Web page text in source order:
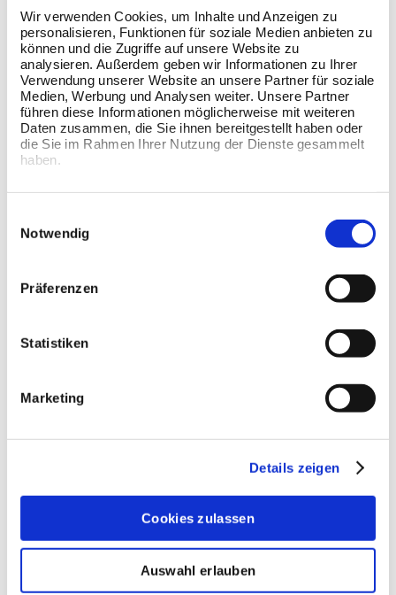
Wir verwenden Cookies, um Inhalte und Anzeigen zu
personalisieren, Funktionen für soziale Medien anbieten zu
können und die Zugriffe auf unsere Website zu
analysieren. Außerdem geben wir Informationen zu Ihrer
Verwendung unserer Website an unsere Partner für soziale
Medien, Werbung und Analysen weiter. Unsere Partner
führen diese Informationen möglicherweise mit weiteren
Daten zusammen, die Sie ihnen bereitgestellt haben oder
die Sie im Rahmen Ihrer Nutzung der Dienste gesammelt
haben.
Notwendig
Präferenzen
Statistiken
Marketing
Details zeigen
Cookies zulassen
Auswahl erlauben
Merkmale & Vorteile
Altersspanne
Benutzerhandbuch
KATEGORIE
Zubehör
Babyzimmer